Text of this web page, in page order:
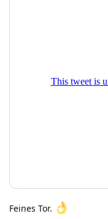
Feines Tor.